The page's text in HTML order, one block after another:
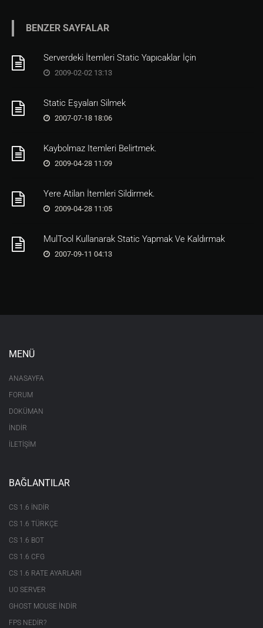
BENZER SAYFALAR
Serverdeki İtemleri Static Yapıcaklar İçin
2009-02-02 13:13
Static Eşyaları Silmek
2007-07-18 18:06
Kaybolmaz Itemleri Belirtmek.
2009-04-28 11:09
Yere Atilan İtemleri Sildirmek.
2009-04-28 11:05
MulTool Kullanarak Static Yapmak Ve Kaldırmak
2007-09-11 04:13
MENÜ
ANASAYFA
FORUM
DOKÜMAN
İNDİR
İLETİŞİM
BAĞLANTILAR
CS 1.6 INDIR
CS 1.6 TÜRKÇE
CS 1.6 BOT
CS 1.6 CFG
CS 1.6 RATE AYARLARI
UO SERVER
GHOST MOUSE INDIR
FPS NEDIR?